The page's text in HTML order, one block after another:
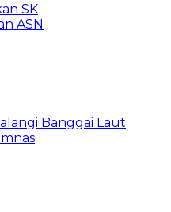
SK
ASN
Banggai Laut